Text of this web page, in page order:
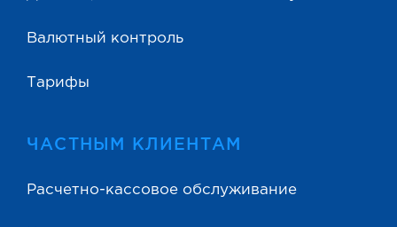
Валютный контроль
Тарифы
ЧАСТНЫМ КЛИЕНТАМ
Расчетно-кассовое обслуживание